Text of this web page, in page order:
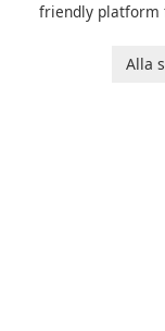
friendly platform
bring their Alla